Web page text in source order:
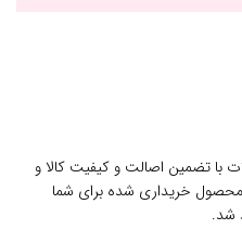
با تضمین اصالت و کیفیت کالا و
خریداری شده برای شما
شد.